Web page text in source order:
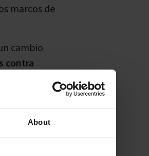
About
marcos de
cambio
contra
sistemas
a un ritmo